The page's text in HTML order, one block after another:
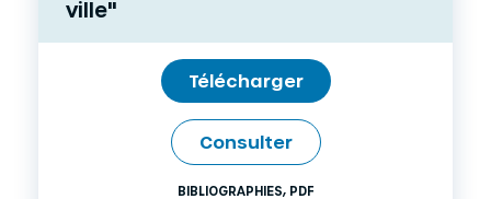
ville"
Télécharger
Consulter
BIBLIOGRAPHIES, PDF